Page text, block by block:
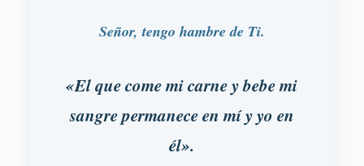
Señor, tengo hambre de Ti.
«El que come mi carne y bebe mi
sangre permanece en mí y yo en
él».